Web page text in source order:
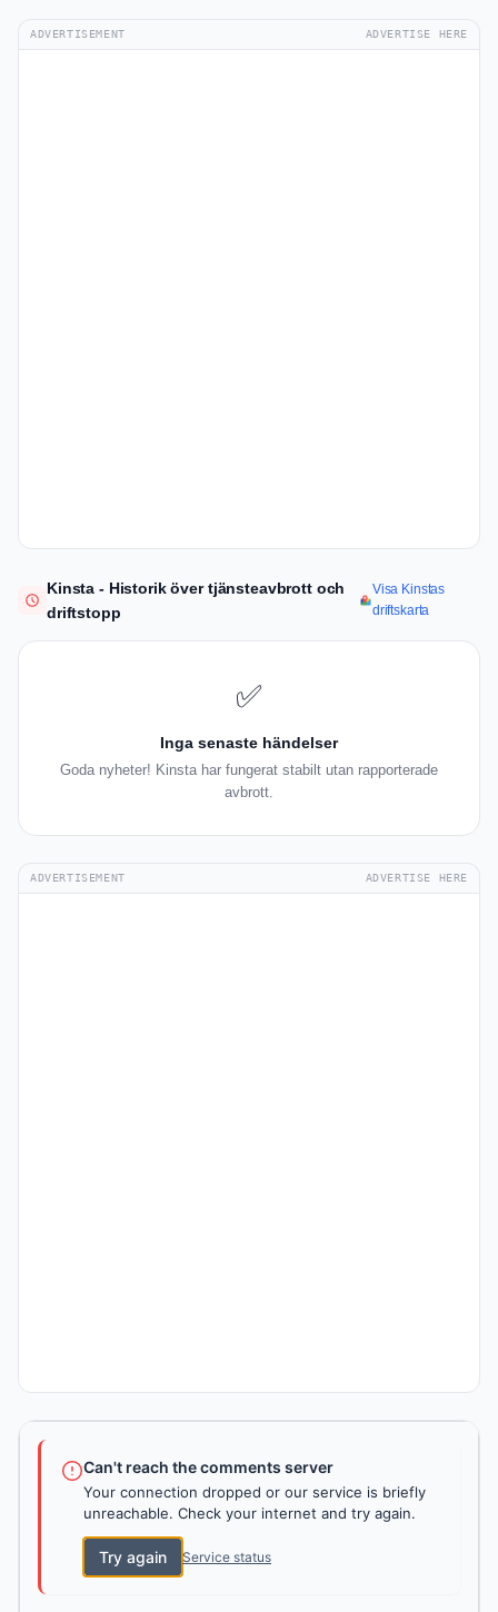
ADVERTISEMENT ADVERTISE HERE
Kinsta - Historik över tjänsteavbrott och
driftstopp
Visa Kinstas
driftskarta
✅
Inga senaste händelser
Goda nyheter! Kinsta har fungerat stabilt utan rapporterade
avbrott.
ADVERTISEMENT ADVERTISE HERE
Can't reach the comments server
Your connection dropped or our service is briefly
unreachable. Check your internet and try again.
Try again Service status